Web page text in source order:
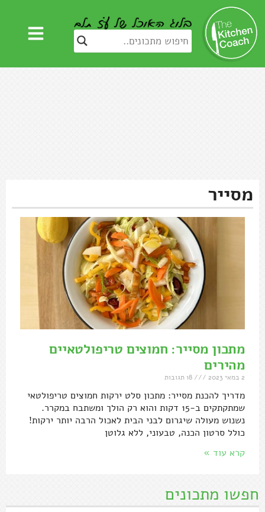
חפשו מתכונים
מסייר
מתכון מסייר: חמוצים טריפולטאיים
מהירים
2 במאי 2023
מדריך להכנת מסייר: מתכון סלט ירקות חמוצים טריפולטאי
שמתקתקים ב-15 דקות והוא רק הולך ומשתבח במקרר.
נשנוש מעולה שיגרום לבני הבית לאכול הרבה יותר ירקות!
כולל סרטון הכנה, טבעוני, ללא גלוטן
קרא עוד »